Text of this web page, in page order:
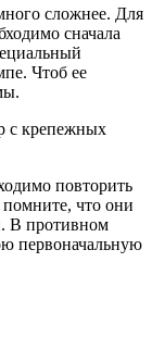
сложнее. Для
сначала
Чтоб ее
с крепежных
повторить
что они
В противном
первоначальную